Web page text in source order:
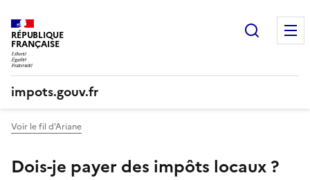
RÉPUBLIQUE
FRANÇAISE
impots.gouv.fr
Voir le fil d'Ariane
Dois-je payer des impôts locaux ?